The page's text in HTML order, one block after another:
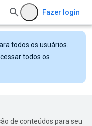
Fazer login
todos os usuários.
todos os
de conteúdos para seu